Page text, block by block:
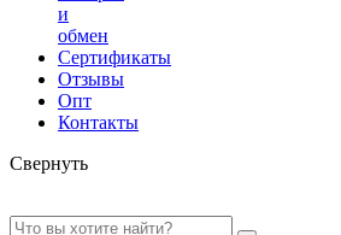
и
обмен
Сертификаты
Отзывы
Опт
Контакты
Свернуть